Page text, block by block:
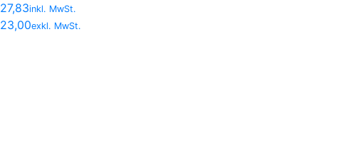
27,83inkl. MwSt.
23,00exkl. MwSt.